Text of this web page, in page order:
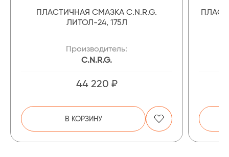
ПЛАСТИЧНАЯ СМАЗКА C.N.R.G.
ЛИТОЛ-24, 175Л
Производитель:
C.N.R.G.
44 220 ₽
В КОРЗИНУ